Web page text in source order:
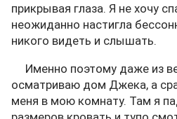
прикрывая глаза. Я не хочу
неожиданно настигла
никого видеть и слышать.
Именно поэтому даже из
осматриваю дом Джека, а
меня в мою комнату. Там я